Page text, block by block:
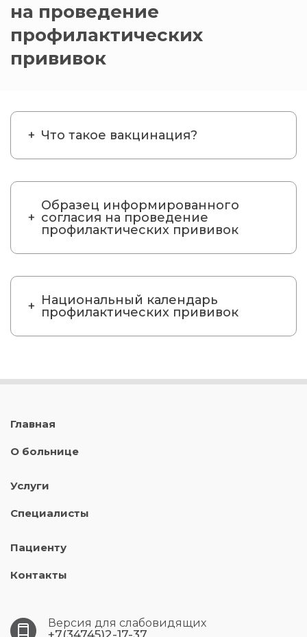
на проведение
профилактических
прививок
Что такое вакцинация?
Образец информированного
согласия на проведение
профилактических прививок
Национальный календарь
профилактических прививок
Главная
О больнице
Услуги
Специалисты
Пациенту
Контакты
Версия для слабовидящих